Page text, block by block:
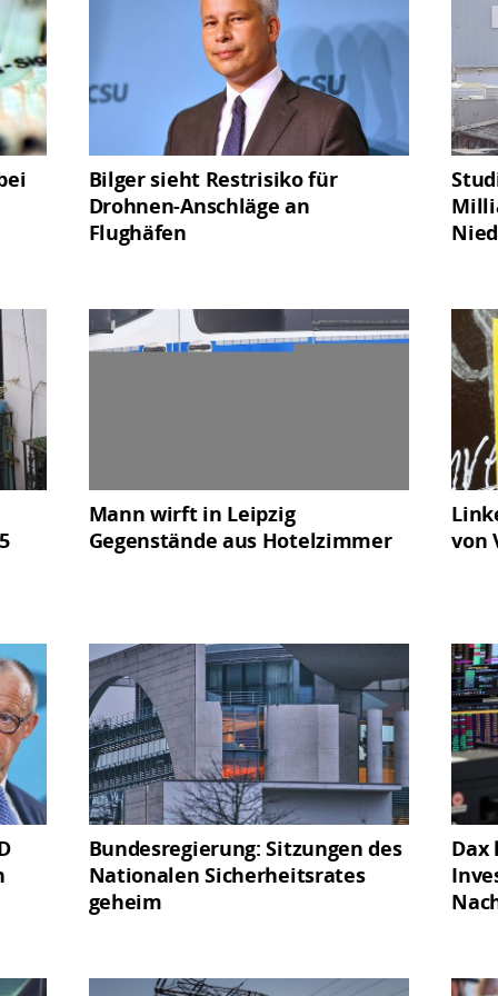
Bilger sieht Restrisiko für
Drohnen-Anschläge an
Flughäfen
Mann wirft in Leipzig
Gegenstände aus Hotelzimmer
von
Bundesregierung: Sitzungen des
Nationalen Sicherheitsrates
geheim
Dax